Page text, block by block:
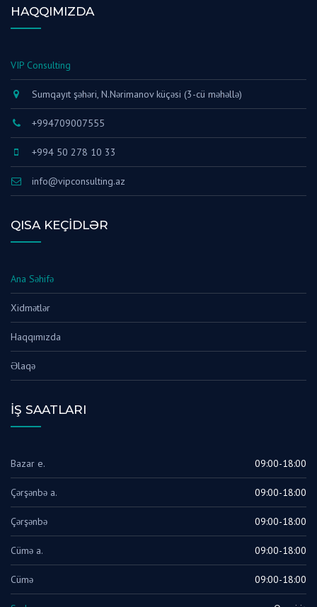
HAQQIMIZDA
VIP Consulting
Sumqayıt şəhəri, N.Nərimanov küçəsi (3-cü məhəllə)
+994709007555
+994 50 278 10 33
info@vipconsulting.az
QISA KEÇIDLƏR
Ana Səhifə
Xidmətlər
Haqqımızda
Əlaqə
İŞ SAATLARI
Bazar e. 09:00-18:00
Çərşənbə a. 09:00-18:00
Çərşənbə 09:00-18:00
Cümə a. 09:00-18:00
Cümə 09:00-18:00